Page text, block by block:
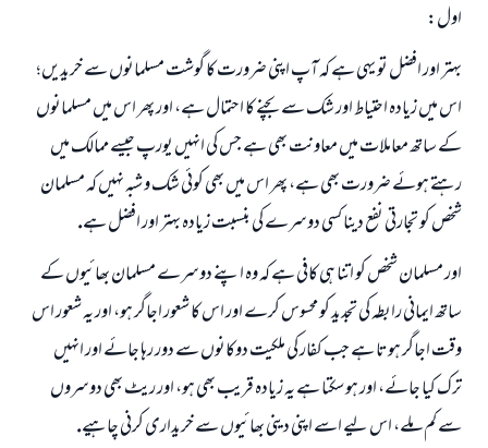
اول:
بہتر اور افضل تو يہى ہے كہ آپ اپنى ضرورت كا گوشت مسلمانوں سے خريديں؛
اس ميں زيادہ احتياط اور شك سے بچنے كا احتمال ہے، اور پھر اس ميں مسلمانوں
كے ساتھ معاملات ميں معاونت بھى ہے جس كى انہيں يورپ جيسے ممالك ميں
رہتے ہوئے ضرورت بھى ہے، پھر اس ميں بھى كوئى شك و شبہ نہيں كہ مسلمان
شخص كو تجارتى نفع دينا كسى دوسرے كى بنسبت زيادہ بہتر اور افضل ہے.
اور مسلمان شخص كو اتنا ہى كافى ہے كہ وہ اپنے دوسرے مسلمان بھائيوں كے
ساتھ ايمانى رابطہ كى تجديد كو محسوس كرے اور اس كا شعور اجاگر ہو، اور يہ شعور اس
وقت اجاگر ہوتا ہے جب كفار كى ملكيت دوكانوں سے دور رہا جائے اور انہيں
ترك كيا جائے، اور ہو سكتا ہے يہ زيادہ قريب بھى ہو، اور ريٹ بھى دوسروں
سے كم ملے، اس ليے اسے اپنى دينى بھائيوں سے خريدارى كرنى چاہيے.